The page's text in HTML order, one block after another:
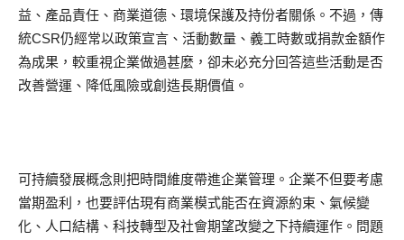
益、產品責任、商業道德、環境保護及持份者關係。不過，傳
統CSR仍經常以政策宣言、活動數量、義工時數或捐款金額作
為成果，較重視企業做過甚麼，卻未必充分回答這些活動是否
改善營運、降低風險或創造長期價值。
可持續發展概念則把時間維度帶進企業管理。企業不但要考慮
當期盈利，也要評估現有商業模式能否在資源約束、氣候變
化、人口結構、科技轉型及社會期望改變之下持續運作。問題